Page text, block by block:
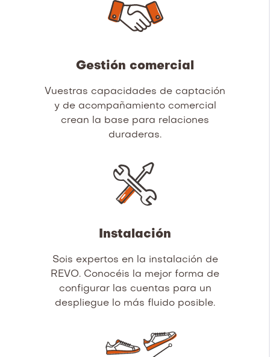
Gestión comercial
Vuestras capacidades de captación
y de acompañamiento comercial
crean la base para relaciones
duraderas.
Instalación
Sois expertos en la instalación de
REVO. Conocéis la mejor forma de
configurar las cuentas para un
despliegue lo más fluido posible.